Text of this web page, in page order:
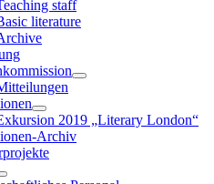
staff
literature
2019 „Literary London“
Archiv